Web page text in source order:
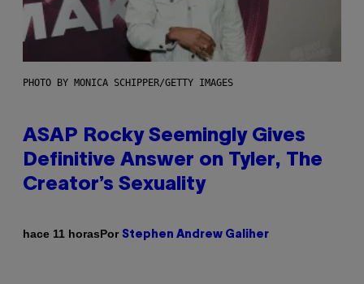
PHOTO BY MONICA SCHIPPER/GETTY IMAGES
ASAP Rocky Seemingly Gives
Definitive Answer on Tyler, The
Creator’s Sexuality
hace 11 horasPor Stephen Andrew Galiher